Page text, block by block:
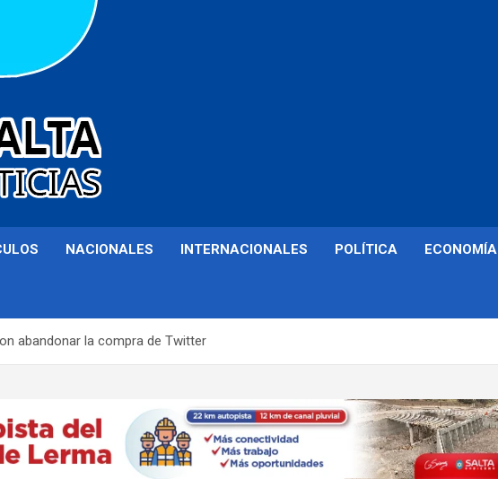
NACIONALES INTERNACIONALES POLÍTICA ECONOMÍA
abandonar la compra de Twitter